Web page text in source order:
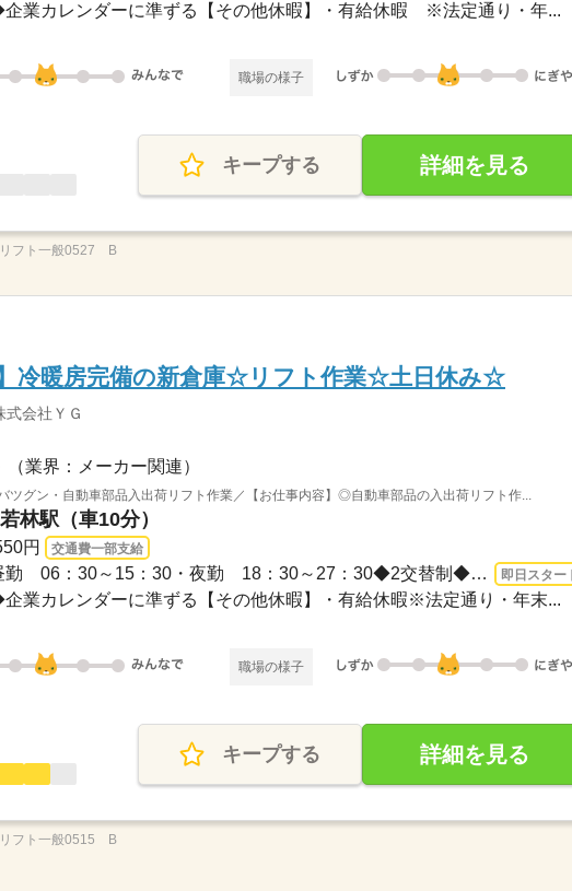
業カレンダーに準ずる【その他休暇】・有給休暇 ※法定通り・年...
職場の様子
キープする 詳細を見る
リフト一般0527 B
】冷暖房完備の新倉庫☆リフト作業☆土日休み☆
式会社ＹＧ
（業界：メーカー関連）
ツグン・自動車部品入出荷リフト作業／【お仕事内容】◎自動車部品の入出荷リフト作...
林駅（車10分）
円 交通費一部支給
長期 即日〜 / ・昼勤 06：30～15：30・夜勤 18：30～27：30◆2交替制◆実働8時間（休... 即日スター
業カレンダーに準ずる【その他休暇】・有給休暇※法定通り・年末...
職場の様子
キープする 詳細を見る
リフト一般0515 B